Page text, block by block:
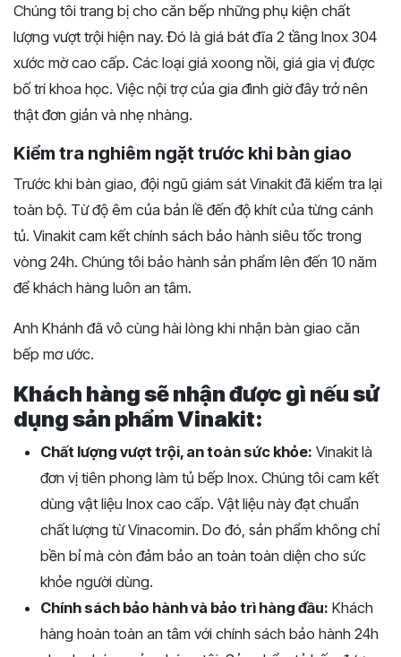
Chúng tôi trang bị cho căn bếp những phụ kiện chất
lượng vượt trội hiện nay. Đó là giá bát đĩa 2 tầng Inox 304
xước mờ cao cấp. Các loại giá xoong nồi, giá gia vị được
bố trí khoa học. Việc nội trợ của gia đình giờ đây trở nên
thật đơn giản và nhẹ nhàng.
Kiểm tra nghiêm ngặt trước khi bàn giao
Trước khi bàn giao, đội ngũ giám sát Vinakit đã kiểm tra lại
toàn bộ. Từ độ êm của bản lề đến độ khít của từng cánh
tủ. Vinakit cam kết chính sách bảo hành siêu tốc trong
vòng 24h. Chúng tôi bảo hành sản phẩm lên đến 10 năm
để khách hàng luôn an tâm.
Anh Khánh đã vô cùng hài lòng khi nhận bàn giao căn
bếp mơ ước.
Khách hàng sẽ nhận được gì nếu sử
dụng sản phẩm Vinakit:
Chất lượng vượt trội, an toàn sức khỏe: Vinakit là
đơn vị tiên phong làm tủ bếp Inox. Chúng tôi cam kết
dùng vật liệu Inox cao cấp. Vật liệu này đạt chuẩn
chất lượng từ Vinacomin. Do đó, sản phẩm không chỉ
bền bỉ mà còn đảm bảo an toàn toàn diện cho sức
khỏe người dùng.
Chính sách bảo hành và bảo trì hàng đầu: Khách
hàng hoàn toàn an tâm với chính sách bảo hành 24h